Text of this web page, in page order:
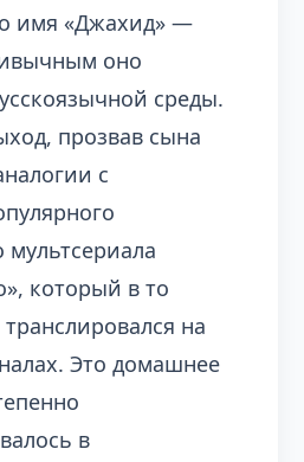
имя «Джахид» —
оно
среды.
прозвав сына
с
мультсериала
который в то
на
Это домашнее
в